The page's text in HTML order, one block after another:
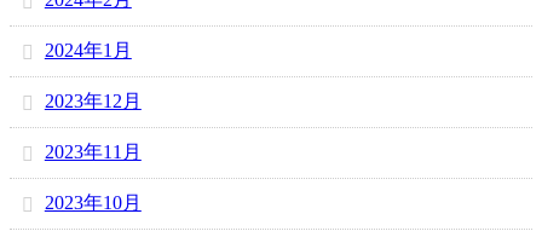
2024年1月
2023年12月
2023年11月
2023年10月